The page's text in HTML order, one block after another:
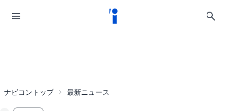
ナビコントップ 最新ニュース